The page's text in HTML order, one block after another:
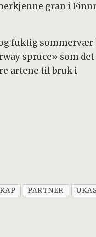
gran i
fuktig sommervær
spruce» som
artene til bruk i
PARTNER